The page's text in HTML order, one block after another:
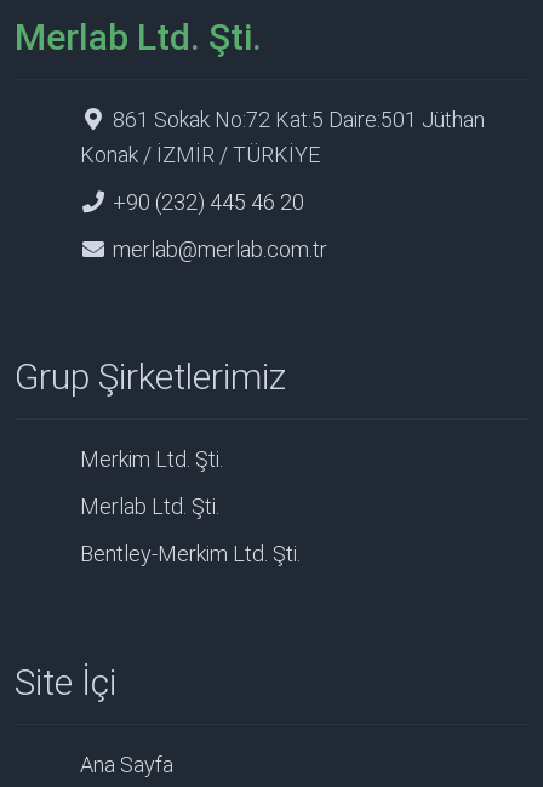
Merlab Ltd. Şti.
861 Sokak No:72 Kat:5 Daire:501 Jüthan
Konak / İZMİR / TÜRKİYE
+90 (232) 445 46 20
merlab@merlab.com.tr
Grup Şirketlerimiz
Merkim Ltd. Şti.
Merlab Ltd. Şti.
Bentley-Merkim Ltd. Şti.
Site İçi
Ana Sayfa